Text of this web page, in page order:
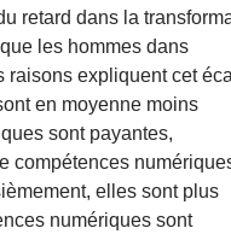
retard dans la
les hommes dans
raisons expliquent cet
en moyenne moins
sont payantes,
compétences
elles sont plus
numériques sont